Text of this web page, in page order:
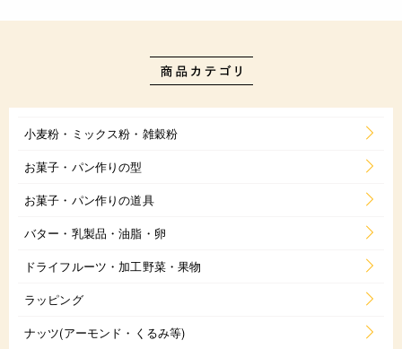
小麦粉・ミックス粉・雑穀粉
お菓子・パン作りの型
お菓子・パン作りの道具
バター・乳製品・油脂・卵
ドライフルーツ・加工野菜・果物
ラッピング
ナッツ(アーモンド・くるみ等)